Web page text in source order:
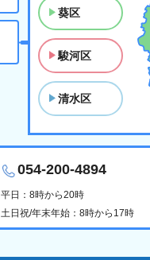
葵区
駿河区
清水区
054-200-4894
平日：8時から20時
土日祝/年末年始：8時から17時